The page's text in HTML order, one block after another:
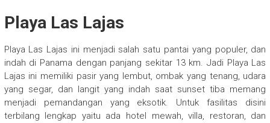
Playa Las Lajas
Playa Las Lajas ini menjadi salah satu pantai yang populer, dan
indah di Panama dengan panjang sekitar 13 km. Jadi Playa Las
Lajas ini memiliki pasir yang lembut, ombak yang tenang, udara
yang segar, dan langit yang indah saat sunset tiba memang
menjadi pemandangan yang eksotik. Untuk fasilitas disini
terbilang lengkap yaitu ada hotel mewah, villa, restoran, dan